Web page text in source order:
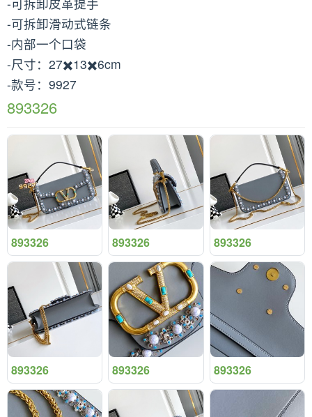
-可拆卸滑动式链条
-内部一个口袋
-尺寸：27✖️13✖️6cm
-款号：9927
893326
893326 893326 893326
893326 893326 893326